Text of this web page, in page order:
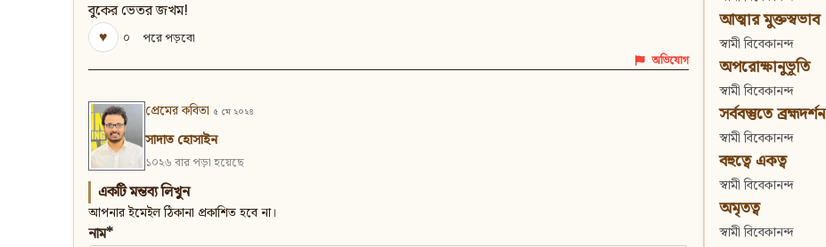
বুকের ভেতর জখম!
♥
০ পরে পড়বো
অভিযোগ
প্রেমের কবিতা ৫ মে ২০২৪
সাদাত হোসাইন
১০২৬ বার পড়া হয়েছে
একটি মন্তব্য লিখুন
আপনার ইমেইল ঠিকানা প্রকাশিত হবে না।
নাম*
আত্মার মুক্তস্বভাব
স্বামী বিবেকানন্দ
অপরোক্ষানুভূতি
স্বামী বিবেকানন্দ
সর্ববস্তুতে ব্রহ্মদর্শন
স্বামী বিবেকানন্দ
বহুত্বে একত্ব
স্বামী বিবেকানন্দ
অমৃতত্ব
স্বামী বিবেকানন্দ